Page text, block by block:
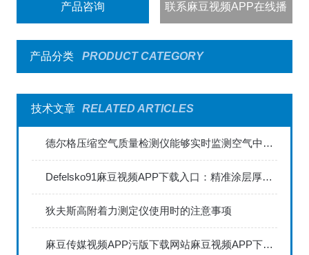
产品咨询 联系麻豆视频APP在线播
出
产品分类
PRODUCT CATEGORY
技术文章 RELATED ARTICLES
德尔格压缩空气质量检测仪能够实时监测空气中的污染物浓度
Defelsko91麻豆视频APP下载入口：精准涂层厚度检测的利器
狄夫斯高附着力测定仪使用时的注意事项
麻豆传媒视频APP污版下载网站麻豆视频APP下载IOS具备数据存储和传输功能